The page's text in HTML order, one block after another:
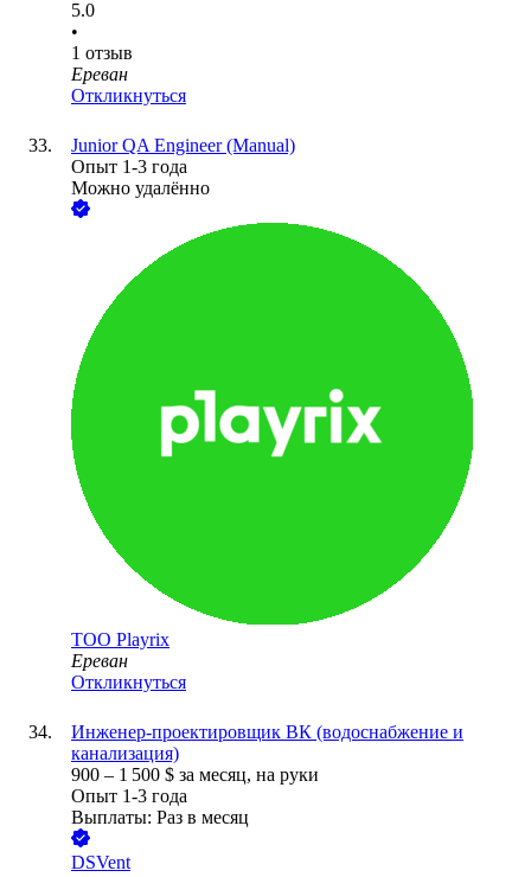
5.0
•
1 отзыв
Ереван
Откликнуться
Junior QA Engineer (Manual)
Опыт 1-3 года
Можно удалённо
ТОО Playrix
Ереван
Откликнуться
Инженер-проектировщик ВК (водоснабжение и
канализация)
900 – 1 500 $ за месяц, на руки
Опыт 1-3 года
Выплаты: Раз в месяц
DSVent